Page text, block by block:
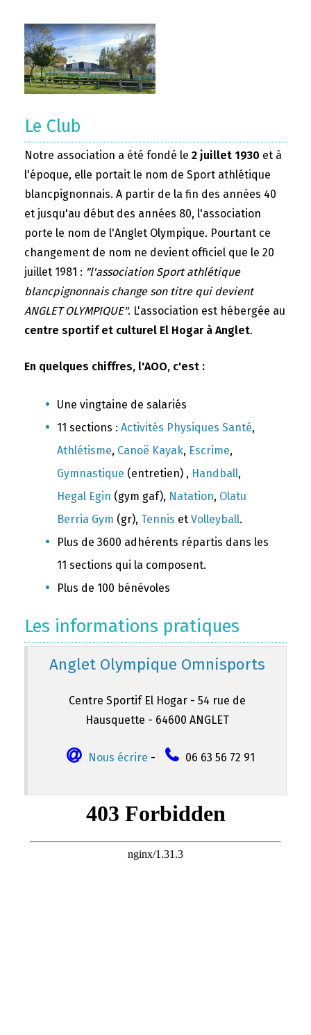
Le Club
Notre association a été fondé le 2 juillet 1930 et à
l'époque, elle portait le nom de Sport athlétique
blancpignonnais. A partir de la fin des années 40
et jusqu'au début des années 80, l'association
porte le nom de l'Anglet Olympique. Pourtant ce
changement de nom ne devient officiel que le 20
juillet 1981 : "l'association Sport athlétique
blancpignonnais change son titre qui devient
ANGLET OLYMPIQUE". L'association est hébergée au
centre sportif et culturel El Hogar à Anglet.
En quelques chiffres, l'AOO, c'est :
Une vingtaine de salariés
11 sections : Activités Physiques Santé,
Athlétisme, Canoë Kayak, Escrime,
Gymnastique (entretien) , Handball,
Hegal Egin (gym gaf), Natation, Olatu
Berria Gym (gr), Tennis et Volleyball.
Plus de 3600 adhérents répartis dans les
11 sections qui la composent.
Plus de 100 bénévoles
Les informations pratiques
Anglet Olympique Omnisports
Centre Sportif El Hogar - 54 rue de
Hausquette - 64600 ANGLET
Nous écrire - 06 63 56 72 91